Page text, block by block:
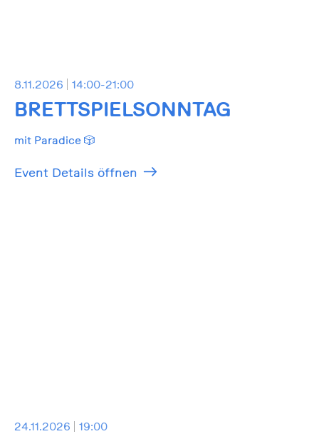
8.11.2026 14:00-21:00
BRETTSPIELSONNTAG
mit Paradice 🎲
Event Details öffnen
24.11.2026 19:00